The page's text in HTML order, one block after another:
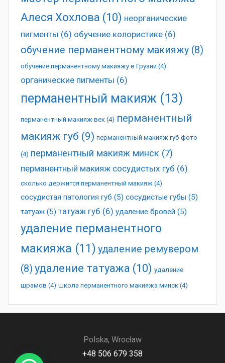
Алеся Хохлова (10) неорганические
пигменты (6) обучение колористике (6)
обучение перманентному макияжу (8)
обучение перманентному макияжу в Грузии (4)
органические пигменты (6)
перманентный макияж (13)
перманентный макияж век (4) перманентный
макияж губ (9) перманентный макияж губ фото
(4) перманентный макияж минск (7)
перманентный макияж сосудистых губ (6)
сколько держится перманентный макияж (4)
сосудистая патология губ (5) сосудистые губы (5)
татуаж (5) татуаж губ (6) удаление бровей (5)
удаление перманентного
макияжа (11) удаление ремувером
(8) удаление татуажа (10) удаление
шрамов (4) школа перманентного макияжа минск (4)
Polska, Wrocław
+48 506 679 358